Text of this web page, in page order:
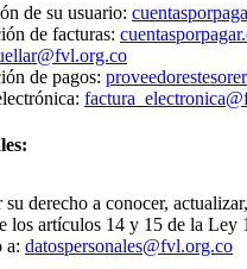
de su usuario:
de facturas:
de pagos:
su derecho a conocer,
los artículos 14 y 15 de la Ley
a: datospersonales@fvl.org.co